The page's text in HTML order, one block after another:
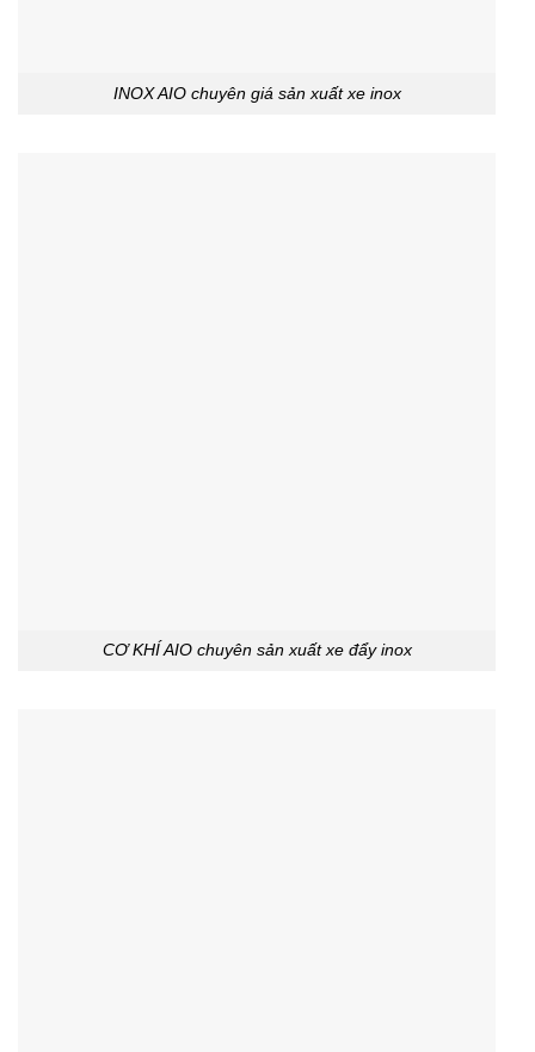
INOX AIO chuyên giá sản xuất xe inox
CƠ KHÍ AIO chuyên sản xuất xe đẩy inox